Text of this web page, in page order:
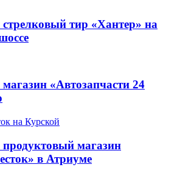
тир «Хантер» на
«Автозапчасти 24
магазин
в Атриуме